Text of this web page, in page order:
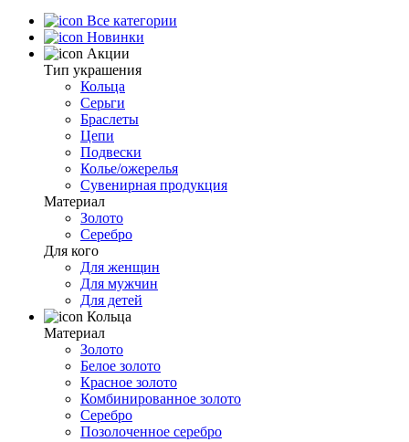
Все категории
Новинки
Акции
Тип украшения
Кольца
Серьги
Браслеты
Цепи
Подвески
Колье/ожерелья
Сувенирная продукция
Материал
Золото
Серебро
Для кого
Для женщин
Для мужчин
Для детей
Кольца
Материал
Золото
Белое золото
Красное золото
Комбинированное золото
Серебро
Позолоченное серебро